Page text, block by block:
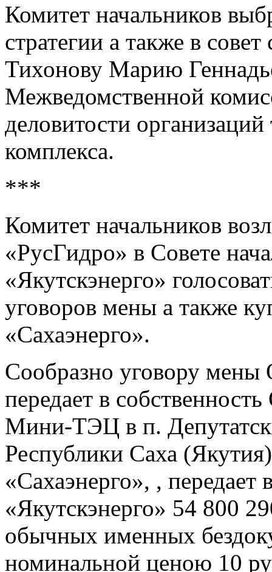
Комитет начальников
стратегии а также в совет
Тихонову Марию
Межведомственной
деловитости
комплекса.
***
Комитет начальников
«РусГидро» в Совете
«Якутскэнерго»
уговоров мены а также
«Сахаэнерго».
Сообразно уговору
передает в
Мини-ТЭЦ в п.
Республики Саха
«Сахаэнерго», ,
«Якутскэнерго» 54 800
обычных именных
номинальной ценою 10